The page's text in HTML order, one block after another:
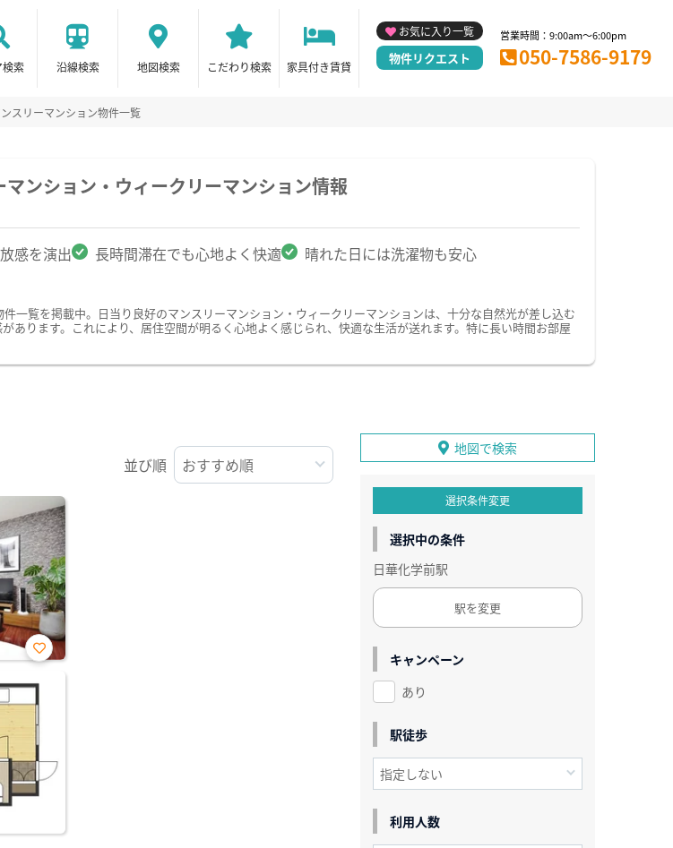
検索 沿線検索 地図検索 こだわり検索 家具付き賃貸
お気に入り一覧
物件リクエスト
営業時間：9:00am～6:00pm
050-7586-9179
スリーマンション物件一覧
ンション・ウィークリーマンション情報
感を演出 長時間滞在でも心地よく快適 晴れた日には洗濯物も安心
一覧を掲載中。日当り良好のマンスリーマンション・ウィークリーマンションは、十分な自然光が差し込む
あります。これにより、居住空間が明るく心地よく感じられ、快適な生活が送れます。特に長い時間お部屋
並び順
お気
に入
り登
録
地図で検索
選択条件変更
選択中の条件
日華化学前駅
駅を変更
キャンペーン
あり
駅徒歩
利用人数